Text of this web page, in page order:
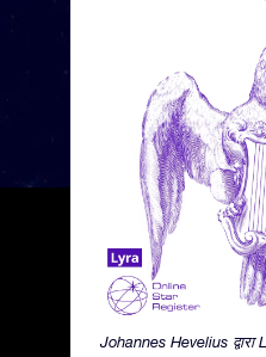
Johannes Hevelius